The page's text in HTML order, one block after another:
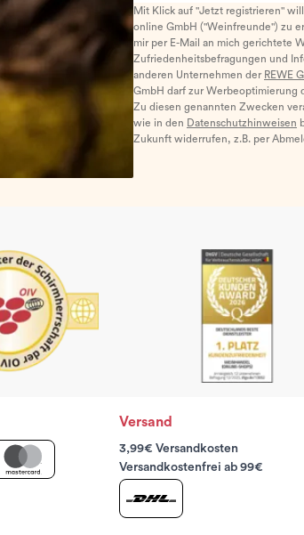
Mit Klick auf "Jetzt registrieren"
online GmbH ("Weinfreunde") zu
mir per E-Mail an mich gerichtete
Zufriedenheitsbefragungen und
anderen Unternehmen der REWE
GmbH darf zur Werbeoptimierung
Zu diesen genannten Zwecken
wie in den Datenschutzhinweisen
Zukunft widerrufen, z.B. per
Versand
3,99€ Versandkosten
Versandkostenfrei ab 99€